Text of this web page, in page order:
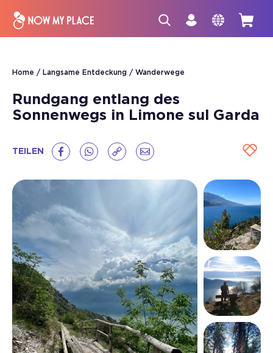
Home Langsame Entdeckung Wanderwege
Rundgang entlang des
Sonnenwegs in Limone sul Garda
TEILEN